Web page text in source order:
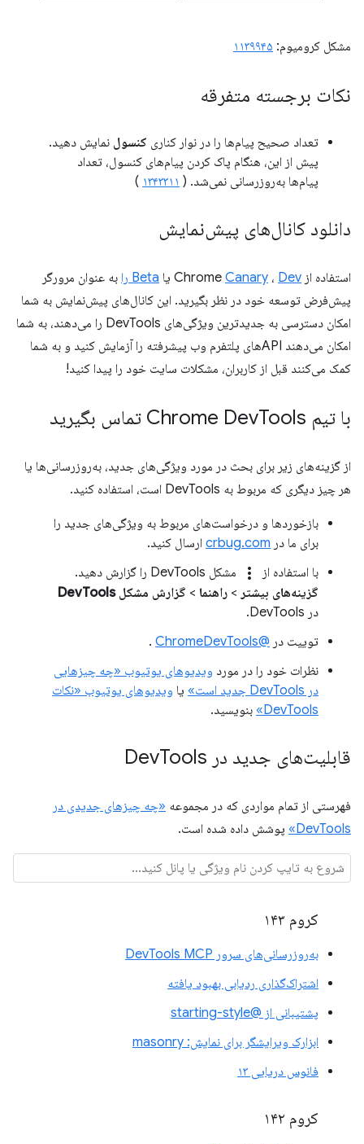
مشکل کرومیوم: ۱۱۳۹۹۴۵
نکات برجسته متفرقه
تعداد صحیح پیام‌ها را در نوار کناری کنسول نمایش دهید.
پیش از این، هنگام پاک کردن پیام‌های کنسول، تعداد
پیام‌ها به‌روزرسانی نمی‌شد. ( ۱۳۴۳۳۱۱ )
دانلود کانال‌های پیش‌نمایش
استفاده از Chrome Canary ، Dev یا Beta را
به عنوان مرورگر
پیش‌فرض توسعه خود در نظر بگیرید. این کانال‌های پیش‌نمایش به شما
امکان دسترسی به جدیدترین ویژگی‌های DevTools را می‌دهند، به شما
امکان می‌دهند APIهای پلتفرم وب پیشرفته را آزمایش کنید و به شما
کمک می‌کنند قبل از کاربران، مشکلات سایت خود را پیدا کنید!
با تیم Chrome Dev Tools تماس بگیرید
از گزینه‌های زیر برای بحث در مورد ویژگی‌های جدید، به‌روزرسانی‌ها یا
هر چیز دیگری که مربوط به DevTools است، استفاده کنید.
بازخوردها و درخواست‌های مربوط به ویژگی‌های جدید را
برای ما در crbug.com ارسال کنید.
با استفاده از
more_vert
مشکل DevTools را گزارش دهید.
گزینه‌های بیشتر > راهنما > گزارش مشکل DevTools
در DevTools.
توییت در @ChromeDevTools
.
نظرات خود را در مورد ویدیوهای یوتیوب «چه چیزهایی
در DevTools جدید است»
یا ویدیوهای یوتیوب «نکات
DevTools»
بنویسید.
قابلیت‌های جدید در Dev Tools
فهرستی از تمام مواردی که در مجموعه «چه چیزهای جدیدی در
DevTools»
پوشش داده شده است.
کروم ۱۴۳
به‌روزرسانی‌های سرور DevTools MCP
اشتراک‌گذاری ردیابی بهبود یافته
پشتیبانی از @starting-style
ابزارک ویرایشگر برای نمایش: masonry
فانوس دریایی ۱۳
کروم ۱۴۲